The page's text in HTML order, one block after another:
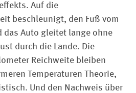
Auf die
beschleunigt, den Fuß vom
das Auto gleitet lange ohne
durch die Lande. Die
Reichweite bleiben
Temperaturen Theorie,
Und den Nachweis über